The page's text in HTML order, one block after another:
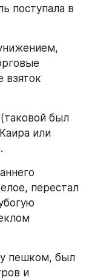
поступала в
взяток
был
или
перестал
пешком, был
и